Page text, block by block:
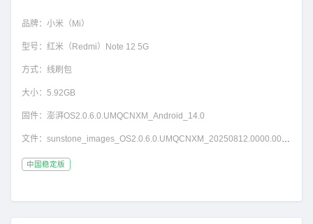
品牌： 小米（Mi）
型号： 红米（Redmi）Note 12 5G
方式： 线刷包
大小： 5.92GB
固件： 澎湃OS2.0.6.0.UMQCNXM_Android_14.0
文件： sunstone_images_OS2.0.6.0.UMQCNXM_20250812.0000.00_14.0_cn_29df442157.tgz
中国稳定版